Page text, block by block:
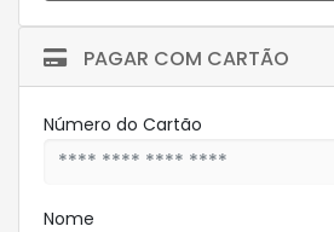
PAGAR COM CARTÃO
Número do Cartão
Nome